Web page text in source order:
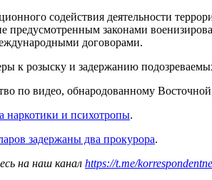
содействия деятельности
предусмотренным законами
договорами.
к розыску и задержанию
по видео, обнародованному
наркотики и психотропы.
задержаны два прокурора.
на наш канал https://t.me/